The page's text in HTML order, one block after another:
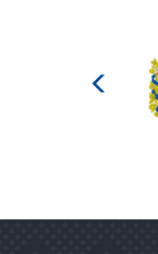
Министерство
культуры
Российской
федерации